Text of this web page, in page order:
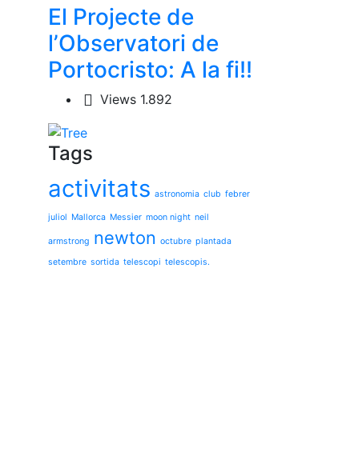
El Projecte de
l’Observatori de
Portocristo: A la fi!!
Views 1.892
Tags
activitats astronomia club febrer
juliol Mallorca Messier moon night neil
armstrong newton octubre plantada
setembre sortida telescopi telescopis.